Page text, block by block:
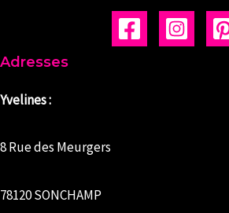
Adresses
Yvelines :
8 Rue des Meurgers
78120 SONCHAMP